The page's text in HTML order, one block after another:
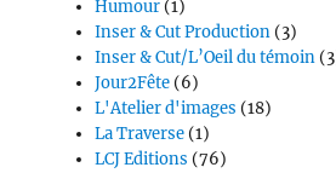
Humour (1)
Inser & Cut Production (3)
Inser & Cut/L’Oeil du témoin
Jour2Fête (6)
L'Atelier d'images (18)
La Traverse (1)
LCJ Editions (76)